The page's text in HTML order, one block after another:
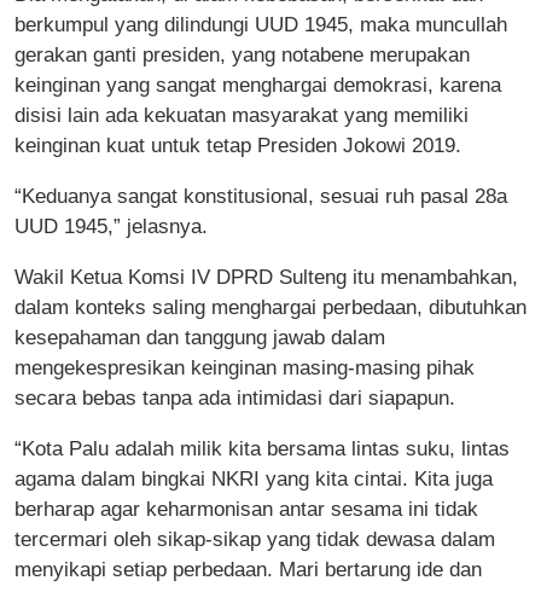
berkumpul yang dilindungi UUD 1945, maka muncullah
gerakan ganti presiden, yang notabene merupakan
keinginan yang sangat menghargai demokrasi, karena
disisi lain ada kekuatan masyarakat yang memiliki
keinginan kuat untuk tetap Presiden Jokowi 2019.
“Keduanya sangat konstitusional, sesuai ruh pasal 28a
UUD 1945,” jelasnya.
Wakil Ketua Komsi IV DPRD Sulteng itu menambahkan,
dalam konteks saling menghargai perbedaan, dibutuhkan
kesepahaman dan tanggung jawab dalam
mengekespresikan keinginan masing-masing pihak
secara bebas tanpa ada intimidasi dari siapapun.
“Kota Palu adalah milik kita bersama lintas suku, lintas
agama dalam bingkai NKRI yang kita cintai. Kita juga
berharap agar keharmonisan antar sesama ini tidak
tercermari oleh sikap-sikap yang tidak dewasa dalam
menyikapi setiap perbedaan. Mari bertarung ide dan